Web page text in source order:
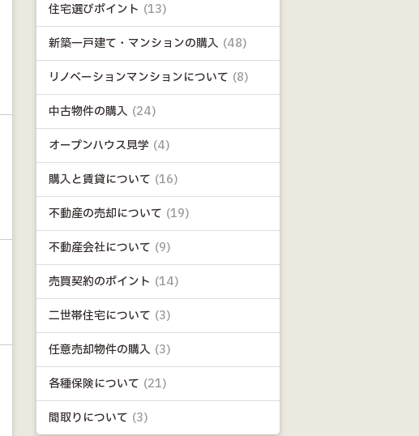
住宅選びポイント (13)
新築一戸建て・マンションの購入 (48)
リノベーションマンションについて (8)
中古物件の購入 (24)
オープンハウス見学 (4)
購入と賃貸について (16)
不動産の売却について (19)
不動産会社について (9)
売買契約のポイント (14)
二世帯住宅について (3)
任意売却物件の購入 (3)
各種保険について (21)
間取りについて (3)